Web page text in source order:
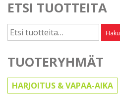
ETSI TUOTTEITA
Etsi: Haku
TUOTERYHMÄT
HARJOITUS & VAPAA-AIKA